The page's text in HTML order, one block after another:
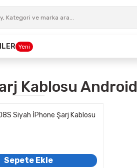
Yeni
Kablosu Android
Siyah İPhone Şarj Kablosu
Sepete Ekle